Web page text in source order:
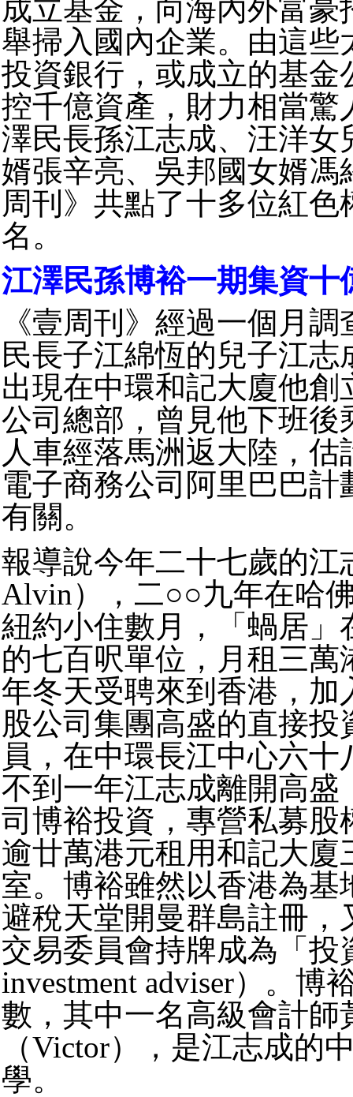
成立基金，向海內外富豪
舉掃入國內企業。由這些
投資銀行，或成立的基金
控千億資產，財力相當驚
澤民長孫江志成、汪洋女
婿張辛亮、吳邦國女婿馮
周刊》共點了十多位紅色
名。
江澤民孫博裕一期集資十
《壹周刊》經過一個月
民長子江綿恆的兒子江志
出現在中環和記大廈他創
公司總部，曾見他下班後
人車經落馬洲返大陸，估
電子商務公司阿里巴巴計
有關。
報導說今年二十七歲的江
Alvin），二○○九年在哈
紐約小住數月，「蝸居」
的七百呎單位，月租三萬
年冬天受聘來到香港，加
股公司集團高盛的直接投
員，在中環長江中心六十
不到一年江志成離開高盛
司博裕投資，專營私募股
逾廿萬港元租用和記大廈
室。博裕雖然以香港為基
避稅天堂開曼群島註冊，
交易委員會持牌成為「投
investment adviser）。博
數，其中一名高級會計師
（Victor），是江志成的
學。